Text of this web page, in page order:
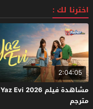
اخترنا لك :
2:04:05
مشاهدة فيلم Yaz Evi 2026
مترجم